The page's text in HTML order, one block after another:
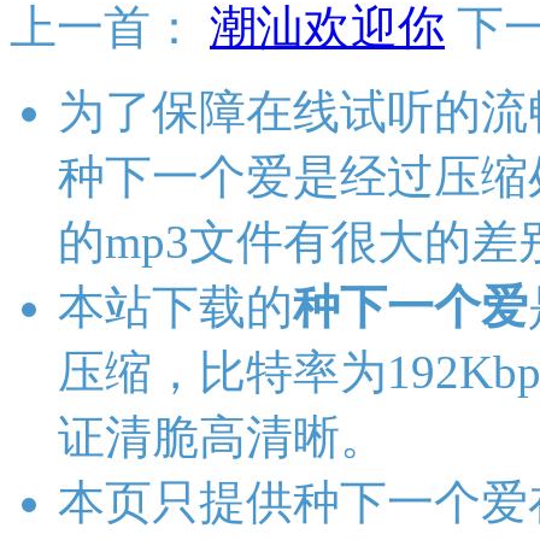
上一首：
潮汕欢迎你 下
为了保障在线试听的
种下一个爱是经过压
的mp3文件有很大的差
本站下载的种下一个爱
压缩，比特率为
证清脆高清晰。
本页只提供种下一个